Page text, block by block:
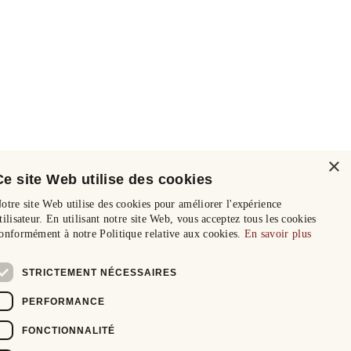
×
site Web utilise des cookies
site Web utilise des cookies pour améliorer l'expérience
En utilisant notre site Web, vous acceptez tous les cookies
à notre Politique relative aux cookies. En savoir plus
STRICTEMENT NÉCESSAIRES
PERFORMANCE
FONCTIONNALITÉ